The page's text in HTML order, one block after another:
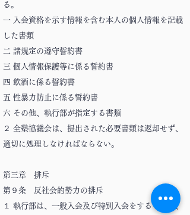
る。
一 入会資格を示す情報を含む本人の個人情報を記載
した書類
二 諸規定の遵守誓約書
三 個人情報保護等に係る誓約書
四 飲酒に係る誓約書
五 性暴力防止に係る誓約書
六 その他、執行部が指定する書類
２ 全塾協議会は、提出された必要書類は返却せず、
適切に処理しなければならない。
第三章 排斥
第９条 反社会的勢力の排斥
１ 執行部は、一般入会及び特別入会をするものが、